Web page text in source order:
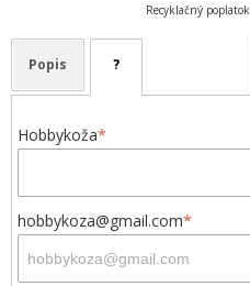
Recyklačný
Popis ?
Hobbykoža*
hobbykoza@gmail.com*